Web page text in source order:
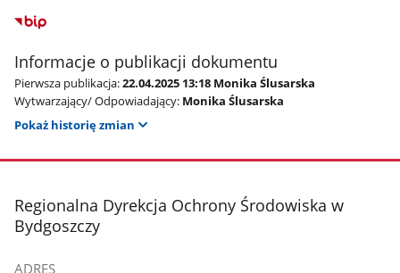
Informacje o publikacji dokumentu
Pierwsza publikacja:22.04.2025 13:18 Monika Ślusarska
Wytwarzający/ Odpowiadający: Monika Ślusarska
Pokaż historię zmian
stopka
Regionalna Dyrekcja Ochrony Środowiska w
Bydgoszczy
ADRES